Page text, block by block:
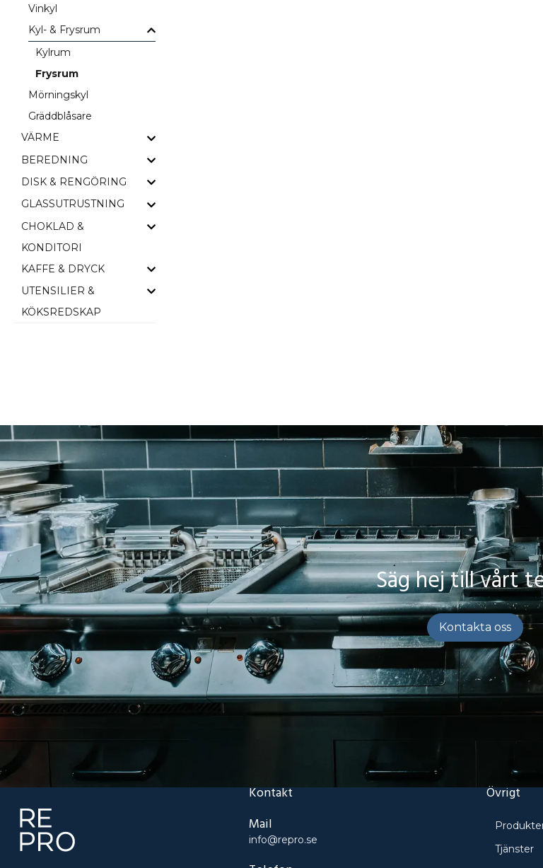
Vinkyl
Kyl- & Frysrum
Kylrum
Frysrum
Mörningskyl
Gräddblåsare
VÄRME
BEREDNING
DISK & RENGÖRING
GLASSUTRUSTNING
CHOKLAD &
KONDITORI
KAFFE & DRYCK
UTENSILIER &
KÖKSREDSKAP
Säg hej till vårt
Kontakta oss
Kontakt
Mail
info@repro.se
Övrigt
Tjänster